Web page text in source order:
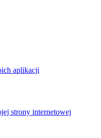
aplikacji
strony internetowej